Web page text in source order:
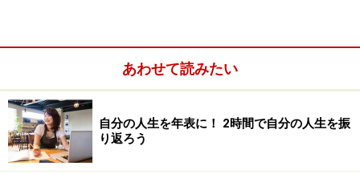
あわせて読みたい
自分の人生を年表に！ 2時間で自分の人生を振
り返ろう